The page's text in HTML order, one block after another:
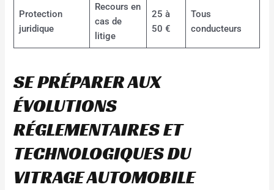
Protection
juridique
Recours en
cas de
litige
25 à
50 €
Tous
conducteurs
SE PRÉPARER AUX
ÉVOLUTIONS
RÉGLEMENTAIRES ET
TECHNOLOGIQUES DU
VITRAGE AUTOMOBILE